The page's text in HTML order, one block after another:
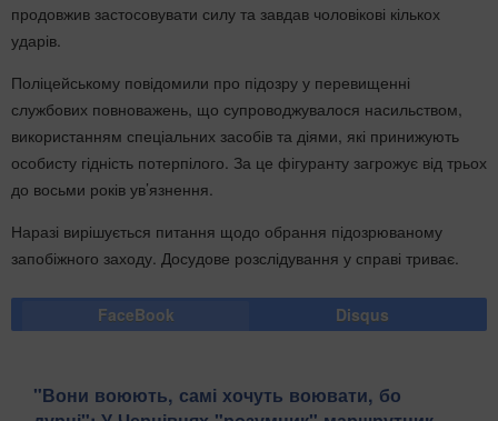
продовжив застосовувати силу та завдав чоловікові кількох
ударів.
Поліцейському повідомили про підозру у перевищенні
службових повноважень, що супроводжувалося насильством,
використанням спеціальних засобів та діями, які принижують
особисту гідність потерпілого. За це фігуранту загрожує від трьох
до восьми років ув’язнення.
Наразі вирішується питання щодо обрання підозрюваному
запобіжного заходу. Досудове розслідування у справі триває.
FaceBook Disqus
​"Вони воюють, самі хочуть воювати, бо